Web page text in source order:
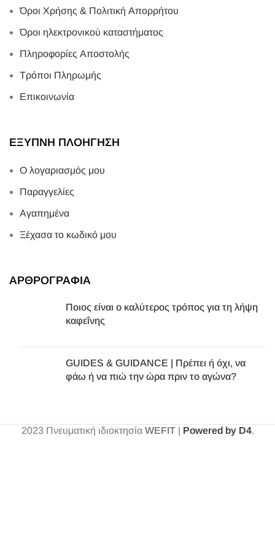
Όροι Χρήσης & Πολιτική Απορρήτου
Όροι ηλεκτρονικού καταστήματος
Πληροφορίες Αποστολής
Τρόποι Πληρωμής
Επικοινωνία
ΕΞΥΠΝΗ ΠΛΟΗΓΗΣΗ
Ο λογαριασμός μου
Παραγγελίες
Αγαπημένα
Ξέχασα το κωδικό μου
ΑΡΘΡΟΓΡΑΦΙΑ
Ποιος είναι ο καλύτερος τρόπος για τη λήψη
καφεΐνης
GUIDES & GUIDANCE | Πρέπει ή όχι, να
φάω ή να πιώ την ώρα πριν το αγώνα?
2023 Πνευματική ιδιοκτησία WEFIT| Powered by D4.